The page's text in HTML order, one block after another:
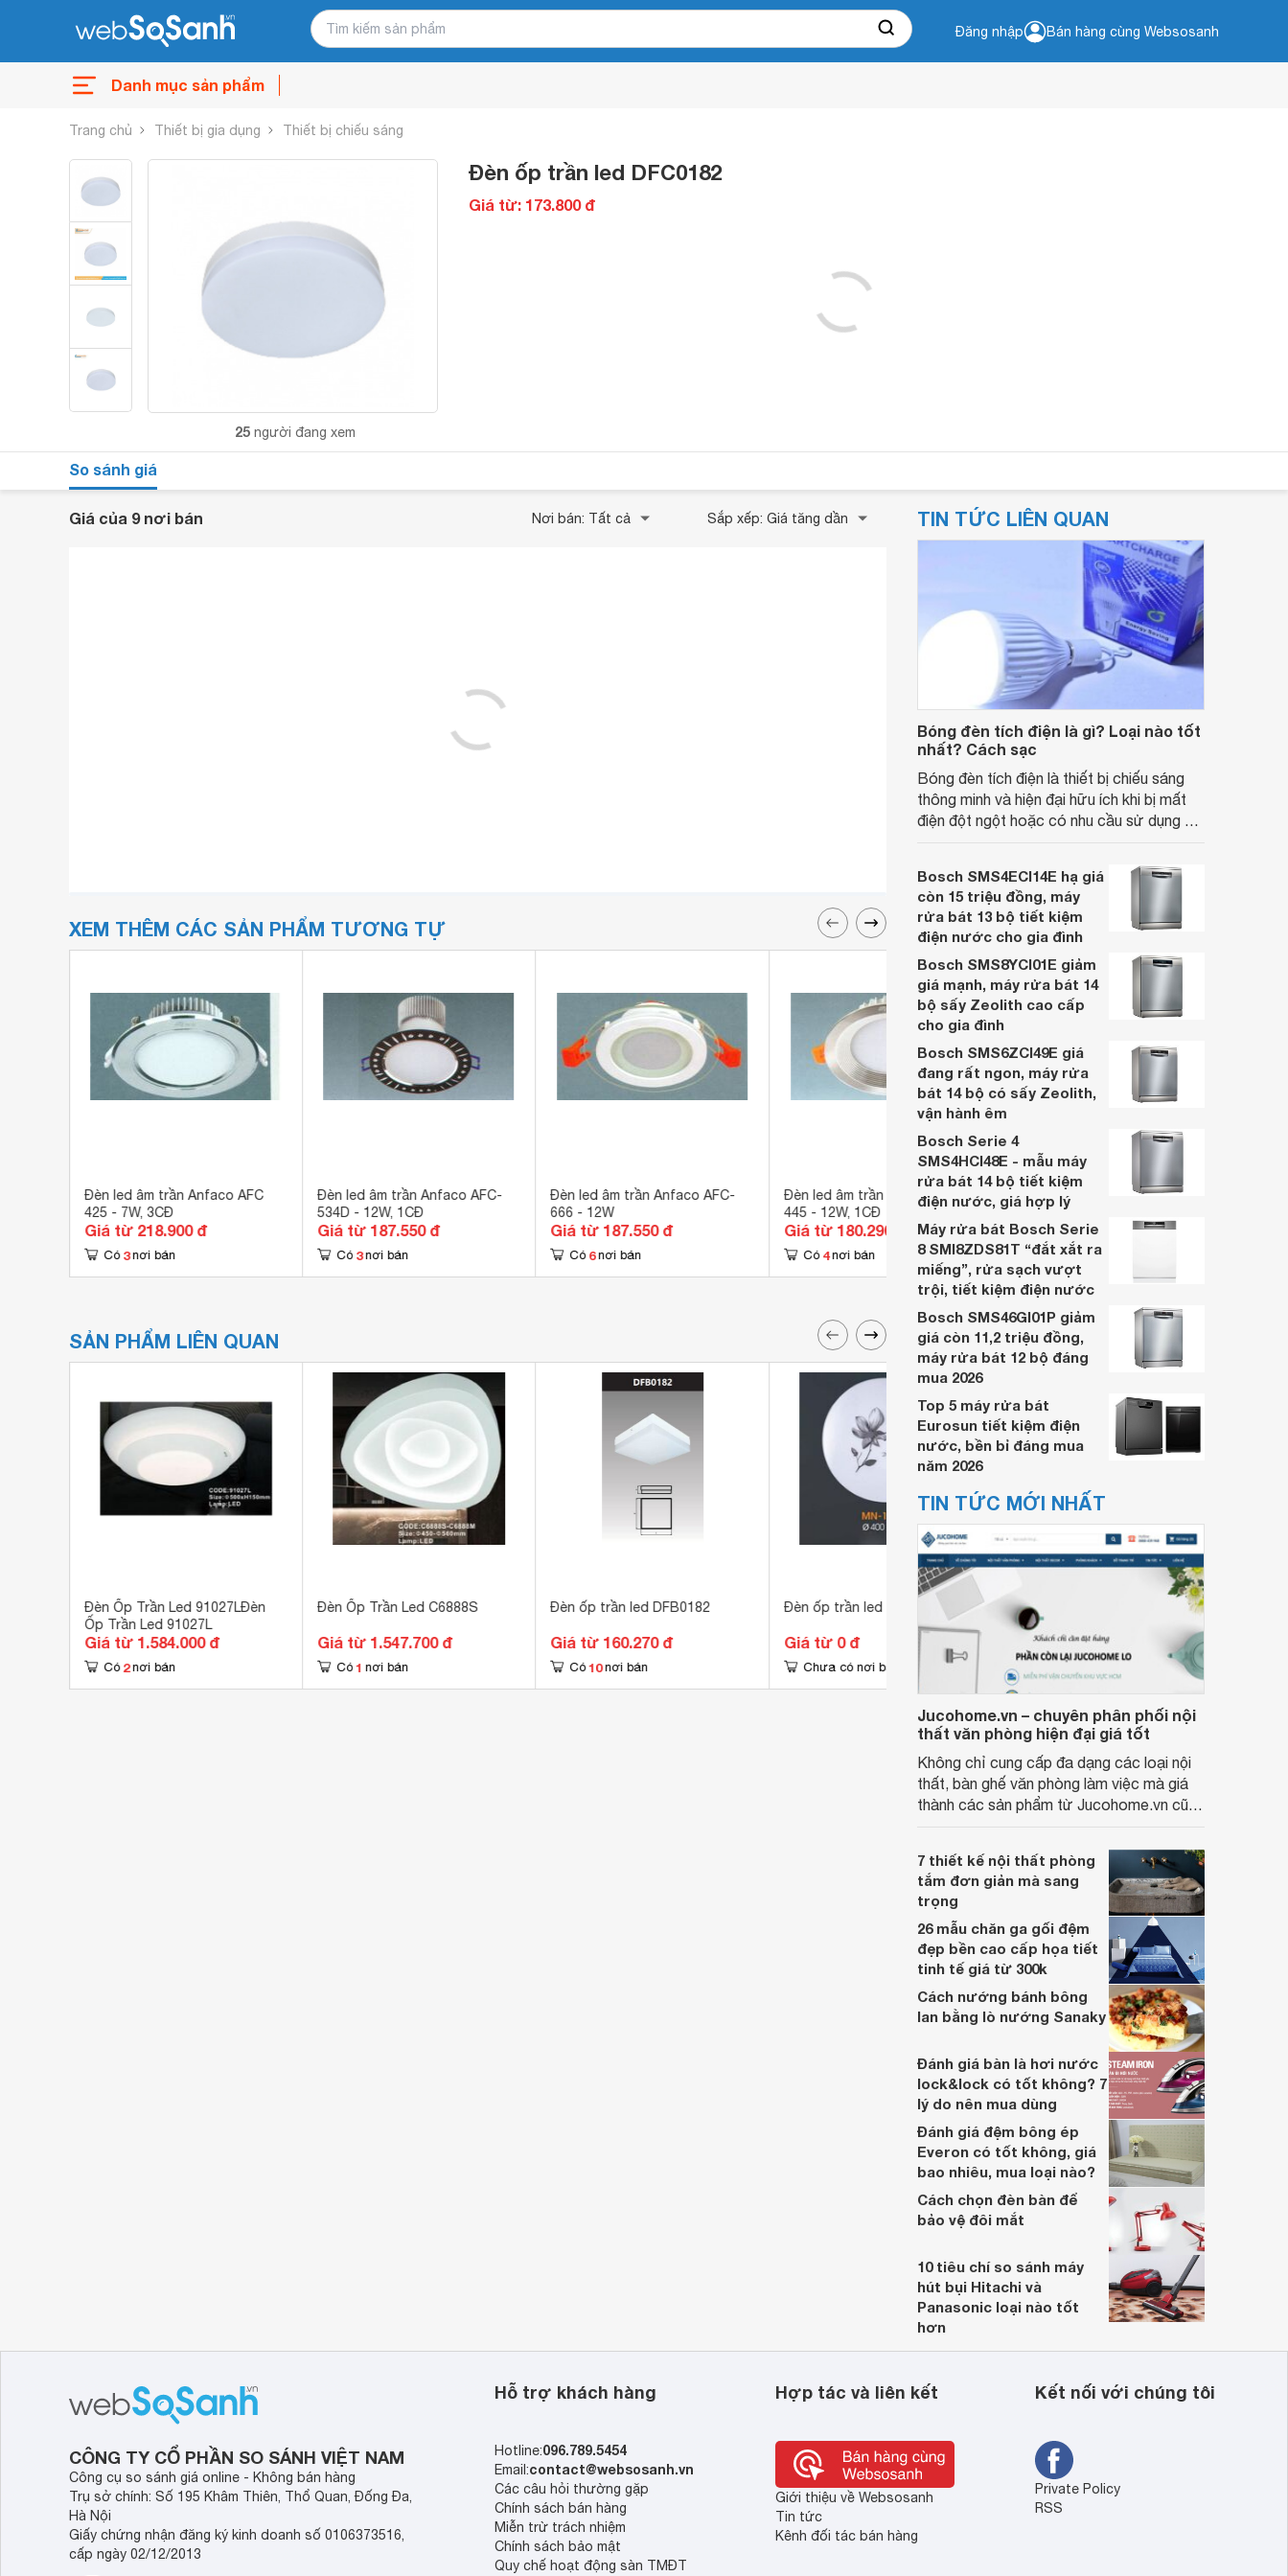
Đăng nhập Bán hàng cùng Websosanh
Danh mục sản phẩm
Trang chủ Thiết bị gia dụng Thiết bị chiếu sáng
25 người đang xem
Đèn ốp trần led DFC0182
Giá từ: 173.800 đ
So sánh giá
Giá của 9 nơi bán Nơi bán: Tất cả Sắp xếp: Giá tăng dần
XEM THÊM CÁC SẢN PHẨM TƯƠNG TỰ
Đèn led âm trần Anfaco AFC
425 - 7W, 3CĐ
Giá từ 218.900 đ
Có 3 nơi bán
Đèn led âm trần Anfaco AFC-
534D - 12W, 1CĐ
Giá từ 187.550 đ
Có 3 nơi bán
Đèn led âm trần Anfaco AFC-
666 - 12W
Giá từ 187.550 đ
Có 6 nơi bán
Đèn led âm trần Anfaco AFC-
445 - 12W, 1CĐ
Giá từ 180.290 đ
Có 4 nơi bán
Đèn led âm trần Anfaco AFC-
674 - 7W, 3CĐ
Giá từ 182.600 đ
Có 3 nơi bán
SẢN PHẨM LIÊN QUAN
Đèn Ốp Trần Led 91027LĐèn
Ốp Trần Led 91027L
Giá từ 1.584.000 đ
Có 2 nơi bán
Đèn Ốp Trần Led C6888S
Giá từ 1.547.700 đ
Có 1 nơi bán
Đèn ốp trần led DFB0182
Giá từ 160.270 đ
Có 10 nơi bán
Đèn ốp trần led MN1796
Giá từ 0 đ
Chưa có nơi bán
Đèn Ốp Trần Led 98142L
Giá từ 3.379.200 đ
nơi bán
TIN TỨC LIÊN QUAN
Bóng đèn tích điện là gì? Loại nào tốt
nhất? Cách sạc
Bóng đèn tích điện là thiết bị chiếu sáng
thông minh và hiện đại hữu ích khi bị mất
điện đột ngột hoặc có nhu cầu sử dụng đi
gì? Loại nào tốt nhất và cách sạc bóng
đèn tích điện qua bài viết sau.
Bosch SMS4ECI14E hạ giá
còn 15 triệu đồng, máy
rửa bát 13 bộ tiết kiệm
điện nước cho gia đình
Bosch SMS8YCI01E giảm
giá mạnh, máy rửa bát 14
bộ sấy Zeolith cao cấp
cho gia đình
Bosch SMS6ZCI49E giá
đang rất ngon, máy rửa
bát 14 bộ có sấy Zeolith,
vận hành êm
Bosch Serie 4
SMS4HCI48E - mẫu máy
rửa bát 14 bộ tiết kiệm
điện nước, giá hợp lý
Máy rửa bát Bosch Serie
8 SMI8ZDS81T “đắt xắt ra
miếng”, rửa sạch vượt
trội, tiết kiệm điện nước
Bosch SMS46GI01P giảm
giá còn 11,2 triệu đồng,
máy rửa bát 12 bộ đáng
mua 2026
Top 5 máy rửa bát
Eurosun tiết kiệm điện
nước, bền bỉ đáng mua
năm 2026
TIN TỨC MỚI NHẤT
Jucohome.vn – chuyên phân phối nội
thất văn phòng hiện đại giá tốt
Không chỉ cung cấp đa dạng các loại nội
thất, bàn ghế văn phòng làm việc mà giá
thành các sản phẩm từ Jucohome.vn cũng
7 thiết kế nội thất phòng
tắm đơn giản mà sang
trọng
26 mẫu chăn ga gối đệm
đẹp bền cao cấp họa tiết
tinh tế giá từ 300k
Cách nướng bánh bông
lan bằng lò nướng Sanaky
Đánh giá bàn là hơi nước
lock&lock có tốt không? 7
lý do nên mua dùng
Đánh giá đệm bông ép
Everon có tốt không, giá
bao nhiêu, mua loại nào?
Cách chọn đèn bàn để
bảo vệ đôi mắt
10 tiêu chí so sánh máy
hút bụi Hitachi và
Panasonic loại nào tốt
hơn
CÔNG TY CỔ PHẦN SO SÁNH VIỆT NAM
Công cụ so sánh giá online - Không bán hàng
Trụ sở chính: Số 195 Khâm Thiên, Thổ Quan, Đống Đa,
Hà Nội
Giấy chứng nhận đăng ký kinh doanh số 0106373516,
cấp ngày 02/12/2013
Hỗ trợ khách hàng
Hotline:096.789.5454
Email:contact@websosanh.vn
Các câu hỏi thường gặp
Chính sách bán hàng
Miễn trừ trách nhiệm
Chính sách bảo mật
Quy chế hoạt động sàn TMĐT
Hợp tác và liên kết
Giới thiệu về Websosanh
Tin tức
Kênh đối tác bán hàng
Kết nối với chúng tôi
Private Policy
RSS